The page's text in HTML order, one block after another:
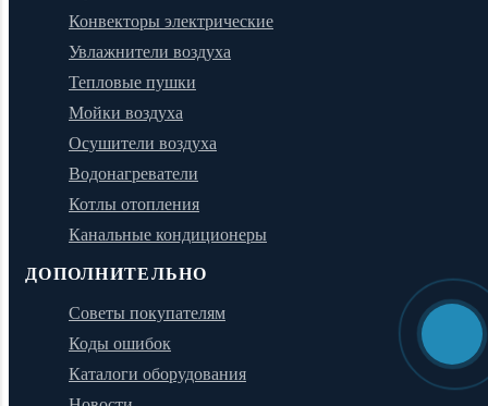
Конвекторы электрические
Увлажнители воздуха
Тепловые пушки
Мойки воздуха
Осушители воздуха
Водонагреватели
Котлы отопления
Канальные кондиционеры
ДОПОЛНИТЕЛЬНО
Советы покупателям
Коды ошибок
Каталоги оборудования